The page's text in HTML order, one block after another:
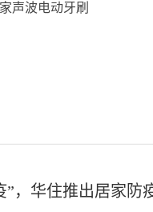
声波电动牙刷
”，华住推出居家防